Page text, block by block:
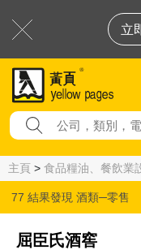
立
主頁 > 食品糧油、餐飲業
77 結果發現 酒類─零售
屈臣氏酒窖